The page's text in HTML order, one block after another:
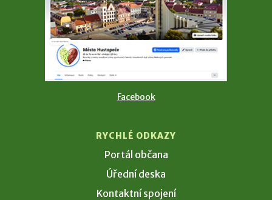
Facebook
RYCHLÉ ODKAZY
Portál občana
Úřední deska
Kontaktní spojení